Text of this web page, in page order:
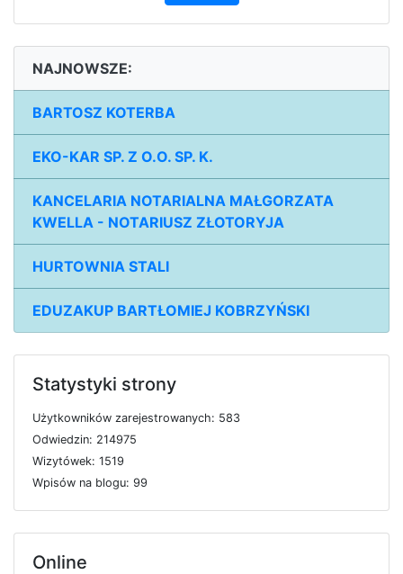
NAJNOWSZE:
BARTOSZ KOTERBA
EKO-KAR SP. Z O.O. SP. K.
KANCELARIA NOTARIALNA MAŁGORZATA
KWELLA - NOTARIUSZ ZŁOTORYJA
HURTOWNIA STALI
EDUZAKUP BARTŁOMIEJ KOBRZYŃSKI
Statystyki strony
Użytkowników zarejestrowanych: 583
Odwiedzin: 214975
Wizytówek: 1519
Wpisów na blogu: 99
Online